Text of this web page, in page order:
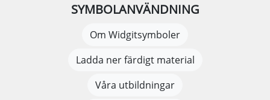
SYMBOLANVÄNDNING
Om Widgitsymboler
Ladda ner färdigt material
Våra utbildningar